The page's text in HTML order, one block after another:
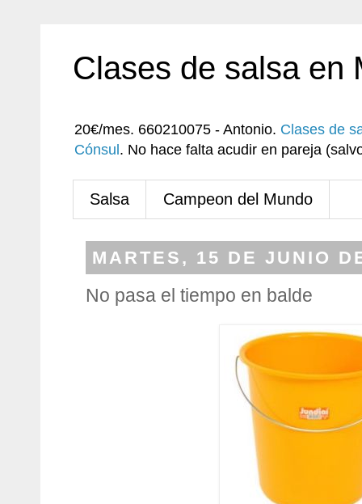
Clases de salsa en
20€/mes. 660210075 - Antonio. Clases de
Cónsul . No hace falta acudir en pareja
Salsa Campeon del Mundo
MARTES, 15 DE JUNIO
No pasa el tiempo en balde